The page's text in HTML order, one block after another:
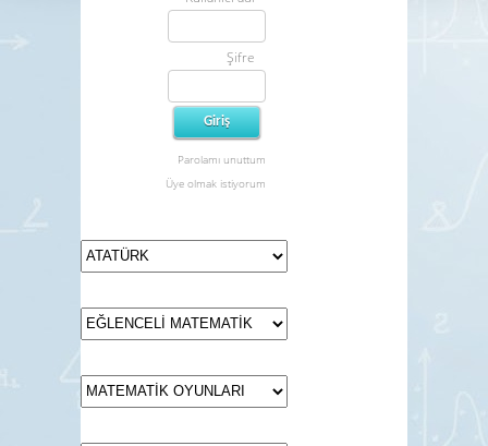
Şifre
Parolamı unuttum
Üye olmak istiyorum